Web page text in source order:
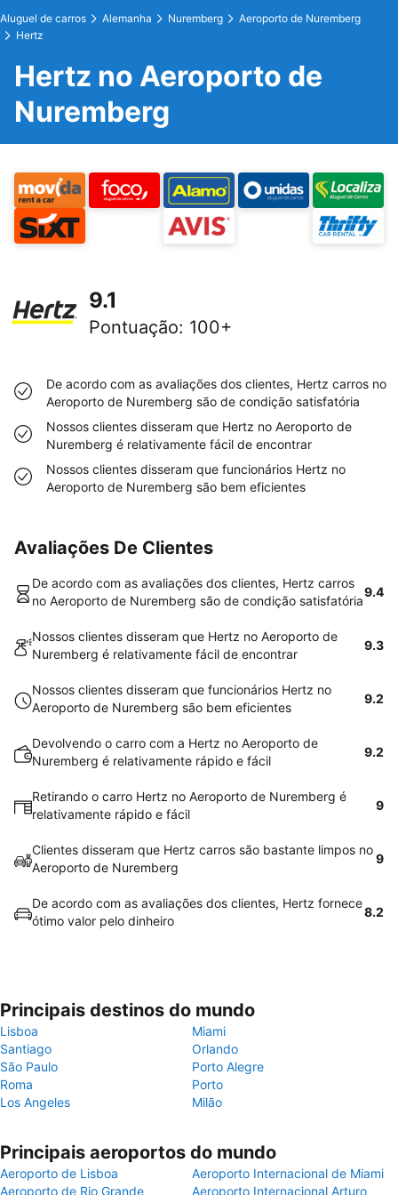
Aluguel de carros Alemanha Nuremberg
Aeroporto de Nuremberg
Hertz
Hertz no Aeroporto de
Nuremberg
9.1
Pontuação: 100+
De acordo com as avaliações dos clientes, Hertz carros no
Aeroporto de Nuremberg são de condição satisfatória
Nossos clientes disseram que Hertz no Aeroporto de
Nuremberg é relativamente fácil de encontrar
Nossos clientes disseram que funcionários Hertz no
Aeroporto de Nuremberg são bem eficientes
Avaliações De Clientes
De acordo com as avaliações dos clientes, Hertz carros
no Aeroporto de Nuremberg são de condição satisfatória
9.4
Nossos clientes disseram que Hertz no Aeroporto de
Nuremberg é relativamente fácil de encontrar
9.3
Nossos clientes disseram que funcionários Hertz no
Aeroporto de Nuremberg são bem eficientes
9.2
Devolvendo o carro com a Hertz no Aeroporto de
Nuremberg é relativamente rápido e fácil
9.2
Retirando o carro Hertz no Aeroporto de Nuremberg é
relativamente rápido e fácil
9
Clientes disseram que Hertz carros são bastante limpos no
Aeroporto de Nuremberg
9
De acordo com as avaliações dos clientes, Hertz fornece
ótimo valor pelo dinheiro
8.2
Principais destinos do mundo
Lisboa
Miami
Santiago
Orlando
São Paulo
Porto Alegre
Roma
Porto
Los Angeles
Milão
Principais aeroportos do mundo
Aeroporto de Lisboa
Aeroporto Internacional de Miami
Aeroporto de Rio Grande
Aeroporto Internacional Arturo